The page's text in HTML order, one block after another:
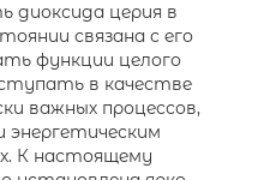
диоксида церия в
связана с его
функции целого
в качестве
важных процессов,
энергетическим
К настоящему